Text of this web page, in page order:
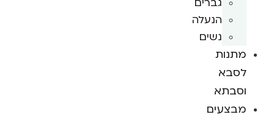
הנעלה
נשים
מתנות
לסבא
וסבתא
מבצעים